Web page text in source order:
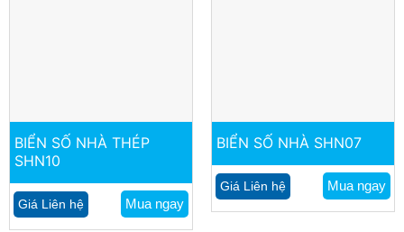
BIỂN SỐ NHÀ THÉP
SHN10
Giá Liên hệ Mua ngay
BIỂN SỐ NHÀ SHN07
Giá Liên hệ Mua ngay